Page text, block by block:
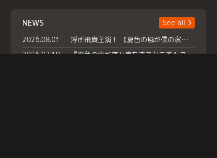
NEWS
See all
2026.08.01
浮所飛貴主演！ 【夏色の風が僕の家にやってきた】 本日よりテラサで独占配信スタート！
2026.07.18
『夏色の雲が恋と嵐をまきおこす』スペシャルメイキング 【Part1】2026年７月18日（土）23時30分～配信スタート！話題のシーンの裏側を大公開！豪華キャスト大集合！ 『武宮家 真夏の家族会議』開催！